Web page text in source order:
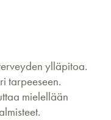
ylläpitoa.
tarpeeseen.
mielellään